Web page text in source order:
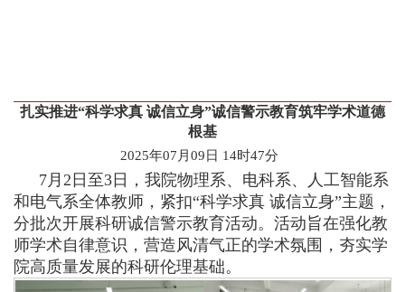
扎实推进“科学求真 诚信立身”诚信警示教育筑牢学术道德
根基
2025年07月09日 14时47分
7月2日至3日，我院物理系、电科系、人工智能系
和电气系全体教师，紧扣“科学求真 诚信立身”主题，
分批次开展科研诚信警示教育活动。活动旨在强化教
师学术自律意识，营造风清气正的学术氛围，夯实学
院高质量发展的科研伦理基础。